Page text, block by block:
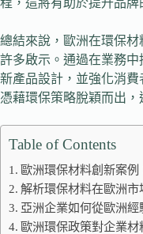
程，這將有助於提升品牌
總結來說，歐洲在環保
許多啟示。通過在業務
新產品設計，並強化消
憑藉環保策略脫穎而出，
Table of Contents
歐洲環保材料創新案
解析環保材料在歐洲
亞洲企業如何從歐洲
歐洲環保政策對企業